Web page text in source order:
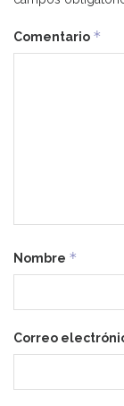
Comentario *
Nombre *
Correo